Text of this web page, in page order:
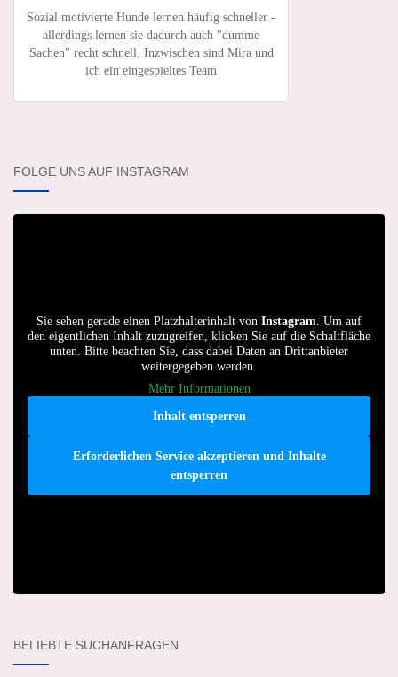
Sozial motivierte Hunde lernen häufig schneller -
allerdings lernen sie dadurch auch "dumme
Sachen" recht schnell. Inzwischen sind Mira und
ich ein eingespieltes Team
FOLGE UNS AUF INSTAGRAM
Sie sehen gerade einen Platzhalterinhalt von Instagram. Um auf
den eigentlichen Inhalt zuzugreifen, klicken Sie auf die Schaltfläche
unten. Bitte beachten Sie, dass dabei Daten an Drittanbieter
weitergegeben werden.
Mehr Informationen
Inhalt entsperren
Erforderlichen Service akzeptieren und Inhalte
entsperren
BELIEBTE SUCHANFRAGEN